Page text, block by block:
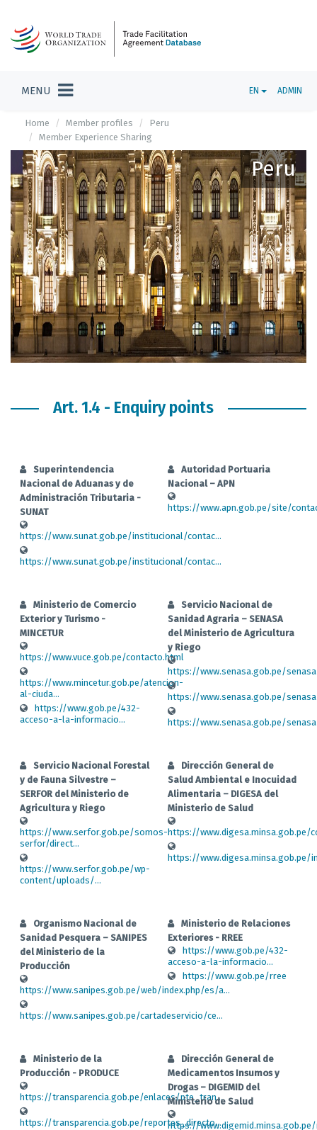
MENU EN ADMIN
Home Member profiles
Peru
Member Experience Sharing
Peru
Art. 1.4 - Enquiry points
Superintendencia
Nacional de Aduanas y de
Administración Tributaria -
SUNAT
https://www.sunat.gob.pe/institucional/contac...
https://www.sunat.gob.pe/institucional/contac...
Autoridad Portuaria
Nacional – APN
https://www.apn.gob.pe/site/
Ministerio de Comercio
Exterior y Turismo -
MINCETUR
https://www.vuce.gob.pe/contacto.html
https://www.mincetur.gob.pe/atencion-
al-ciuda...
https://www.gob.pe/432-
acceso-a-la-informacio...
Servicio Nacional de
Sanidad Agraria – SENASA
del Ministerio de Agricultura
y Riego
https://www.senasa.gob.pe/
https://www.senasa.gob.pe/
https://www.senasa.gob.pe/
Servicio Nacional Forestal
y de Fauna Silvestre –
SERFOR del Ministerio de
Agricultura y Riego
https://www.serfor.gob.pe/somos-
serfor/direct...
https://www.serfor.gob.pe/wp-
content/uploads/...
Dirección General de
Salud Ambiental e Inocuidad
Alimentaria – DIGESA del
Ministerio de Salud
https://www.digesa.minsa.gob.pe/
https://www.digesa.minsa.gob.pe/
Organismo Nacional de
Sanidad Pesquera – SANIPES
del Ministerio de la
Producción
https://www.sanipes.gob.pe/web/index.php/es/a...
https://www.sanipes.gob.pe/cartadeservicio/ce...
Ministerio de Relaciones
Exteriores - RREE
https://www.gob.pe/432-
acceso-a-la-informacio...
https://www.gob.pe/rree
Ministerio de la
Producción - PRODUCE
https://transparencia.gob.pe/enlaces/pte_tran...
https://transparencia.gob.pe/reportes_directo...
Dirección General de
Medicamentos Insumos y
Drogas – DIGEMID del
Ministerio de Salud
https://www.digemid.minsa.gob.pe/